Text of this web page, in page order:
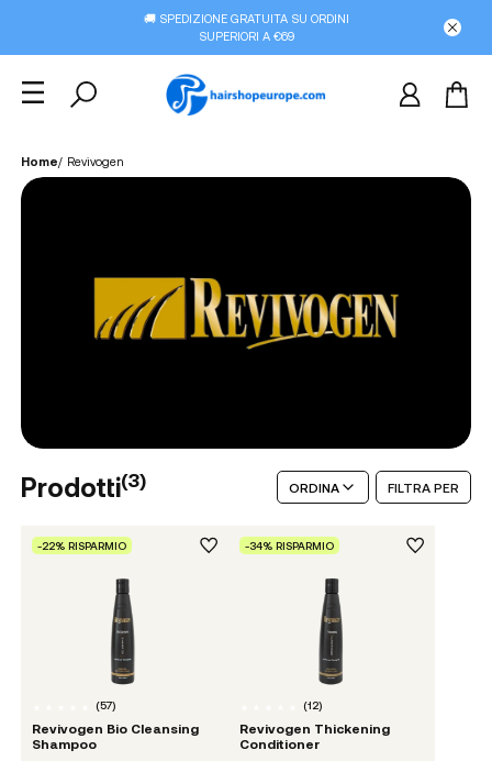
🚚 SPEDIZIONE GRATUITA SU ORDINI
SUPERIORI A €69
Home/ Revivogen
Prodotti(3) ORDINA FILTRA PER
-22% RISPARMIO
(57)
Revivogen Bio Cleansing
Shampoo
-34% RISPARMIO
(12)
Revivogen Thickening
Conditioner